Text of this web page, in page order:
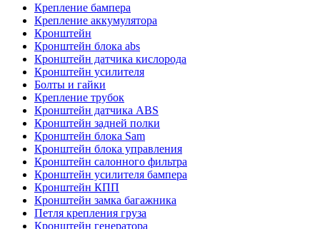
Крепление бампера
Крепление аккумулятора
Кронштейн
Кронштейн блока abs
Кронштейн датчика кислорода
Кронштейн усилителя
Болты и гайки
Крепление трубок
Кронштейн датчика ABS
Кронштейн задней полки
Кронштейн блока Sam
Кронштейн блока управления
Кронштейн салонного фильтра
Кронштейн усилителя бампера
Кронштейн КПП
Кронштейн замка багажника
Петля крепления груза
Кронштейн генератора